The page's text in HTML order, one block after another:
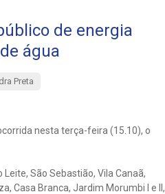
de energia
água
Preta
nesta terça-feira (15.10), o
São Sebastião, Vila Canaã,
Casa Branca, Jardim Morumbi I e II,